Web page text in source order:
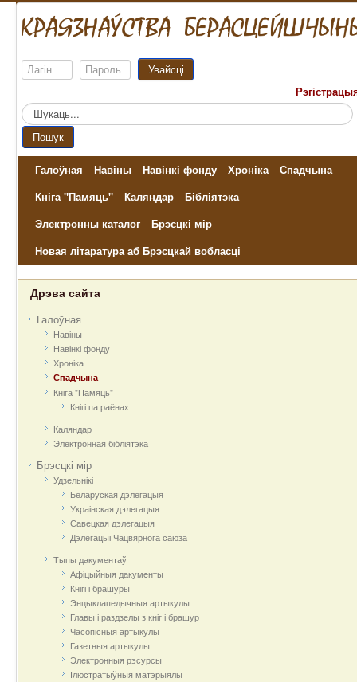
Увайсці
Пошук...
Пошук
Галоўная Навіны Навінкі фонду Хроніка
Спадчына
Кніга "Памяць"
Каляндар
Бібліятэка
Электронны каталог
Брэсцкі мір
Новая літаратура аб Брэсцкай вобласці
Дрэва сайта
Галоўная
Навіны
Навінкі фонду
Хроніка
Спадчына
Кніга "Памяць"
Кнігі па раёнах
Каляндар
Электронная бібліятэка
Брэсцкі мір
Удзельнікі
Беларуская дэлегацыя
Украінская дэлегацыя
Савецкая дэлегацыя
Дэлегацыі Чацвярнога саюза
Тыпы дакументаў
Афіцыйныя дакумeнты
Кнігі і брашуры
Энцыклапедычныя артыкулы
Главы і раздзелы з кніг і брашур
Часопісныя артыкулы
Газетныя артыкулы
Электронныя рэсурсы
Ілюстратыўныя матэрыялы